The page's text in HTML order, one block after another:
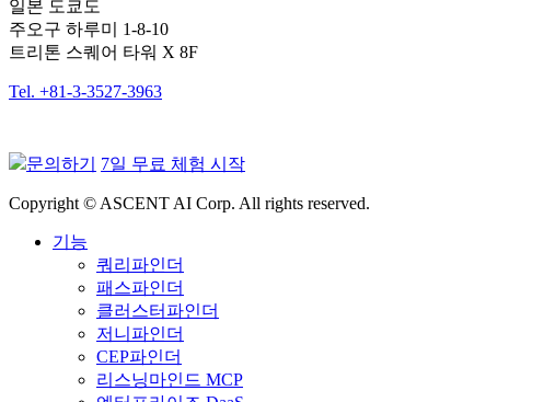
일본 도쿄도
주오구 하루미 1-8-10
트리톤 스퀘어 타워 X 8F
Tel. +81-3-3527-3963
문의하기 7일 무료 체험 시작
Copyright © ASCENT AI Corp. All rights reserved.
기능
쿼리파인더
패스파인더
클러스터파인더
저니파인더
CEP파인더
리스닝마인드 MCP